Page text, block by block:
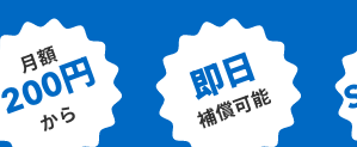
月額
200円
から
即日
補償可能